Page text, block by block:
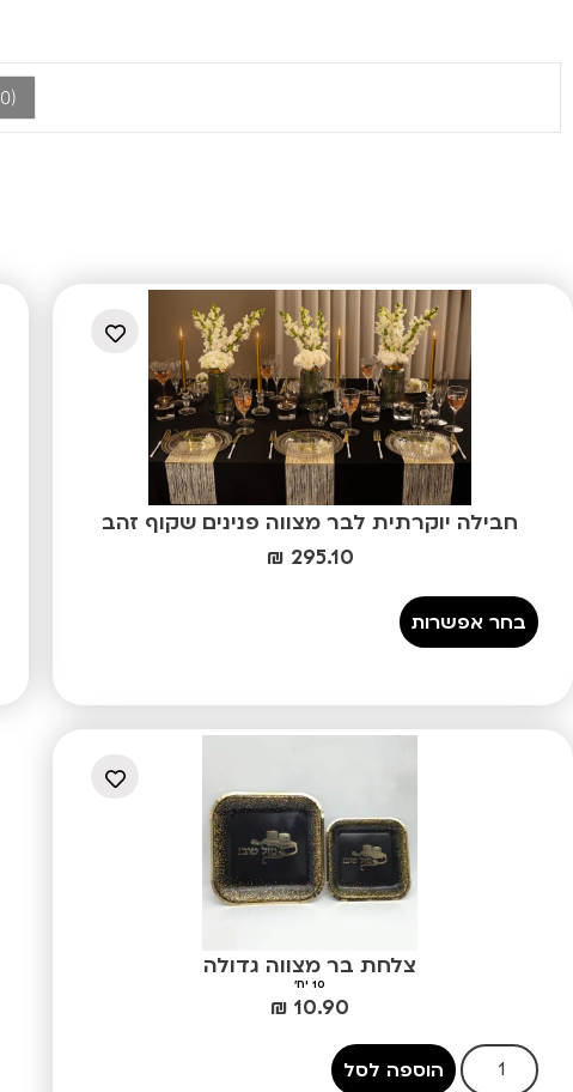
0)
חבילה יוקרתית לבר מצווה פנינים שקוף זהב
₪ 295.10
בחר אפשרות
צלחת בר מצווה גדולה
10 יח'
₪ 10.90
הוספה לסל